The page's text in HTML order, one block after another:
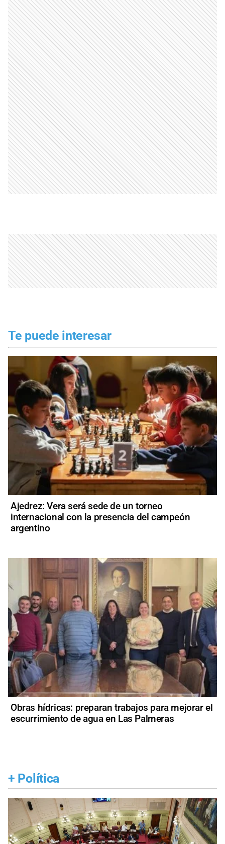
Te puede interesar
Ajedrez: Vera será sede de un torneo
internacional con la presencia del campeón
argentino
Obras hídricas: preparan trabajos para mejorar el
escurrimiento de agua en Las Palmeras
+ Política